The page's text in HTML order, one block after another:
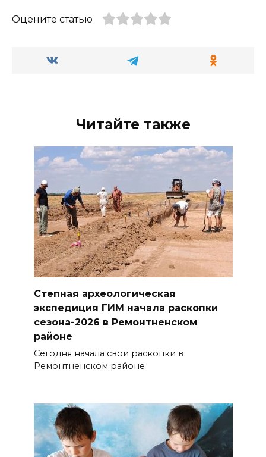
Оцените статью
Читайте также
Степная археологическая
экспедиция ГИМ начала раскопки
сезона-2026 в Ремонтненском
районе
Сегодня начала свои раскопки в
Ремонтненском районе